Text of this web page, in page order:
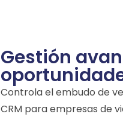
Gestión
Controla el embudo de
CRM para empresas de